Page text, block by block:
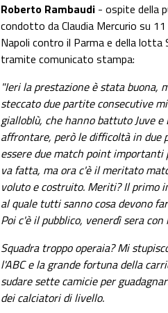
Roberto Rambaudi - ospite della
condotto da Claudia Mercurio su
Napoli contro il Parma e della
tramite comunicato stampa:
"Ieri la prestazione è stata buona,
steccato due partite consecutive
gialloblù, che hanno battuto Juve
affrontare, però le difficoltà in due
essere due match point importanti
va fatta, ma ora c'è il meritato
voluto e costruito. Meriti? Il primo
al quale tutti sanno cosa devono
Poi c'è il pubblico, venerdì sera
Squadra troppo operaia? Mi
l'ABC e la grande fortuna della
sudare sette camicie per
dei calciatori di livello.